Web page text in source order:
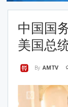
中国国
美国总
By AMTV